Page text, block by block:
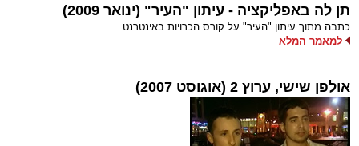
תן לה באפליקציה - עיתון "העיר" (ינואר 2009)
כתבה מתוך עיתון "העיר" על קורס הכרויות באינטרנט.
למאמר המלא
אולפן שישי, ערוץ 2 (אוגוסט 2007)